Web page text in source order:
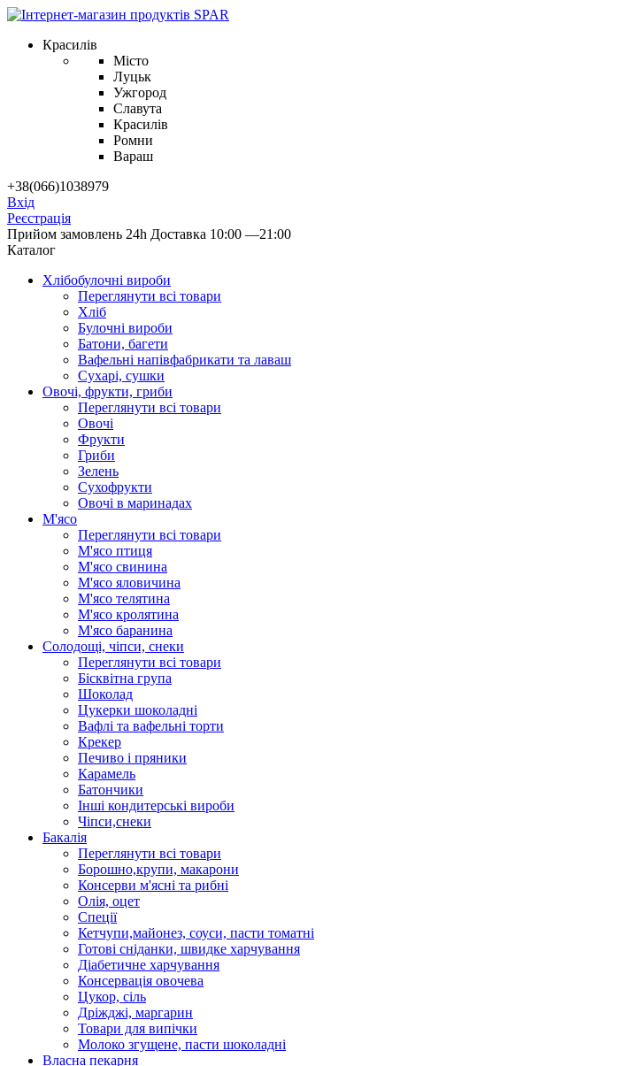
Красилів
Місто
Луцьк
Ужгород
Славута
Красилів
Ромни
Вараш
+38(066)1038979
Вхід
Реєстрація
Прийом замовлень 24h Доставка 10:00 —21:00
Каталог
Хлібобулочні вироби
Переглянути всі товари
Хліб
Булочні вироби
Батони, багети
Вафельні напівфабрикати та лаваш
Сухарі, сушки
Овочі, фрукти, гриби
Переглянути всі товари
Овочі
Фрукти
Гриби
Зелень
Сухофрукти
Овочі в маринадах
М'ясо
Переглянути всі товари
М'ясо птиця
М'ясо свинина
М'ясо яловичина
М'ясо телятина
М'ясо кролятина
М'ясо баранина
Солодощі, чіпси, снеки
Переглянути всі товари
Бісквітна група
Шоколад
Цукерки шоколадні
Вафлі та вафельні торти
Крекер
Печиво і пряники
Карамель
Батончики
Інші кондитерські вироби
Чіпси,снеки
Бакалія
Переглянути всі товари
Борошно,крупи, макарони
Консерви м'ясні та рибні
Олія, оцет
Спеції
Кетчупи,майонез, соуси, пасти томатні
Готові сніданки, швидке харчування
Діабетичне харчування
Консервація овочева
Цукор, сіль
Дріжджі, маргарин
Товари для випічки
Молоко згущене, пасти шоколадні
Власна пекарня